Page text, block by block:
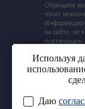
Обращаем
носит
на сайте, не
© 2024.
Используя
Даю